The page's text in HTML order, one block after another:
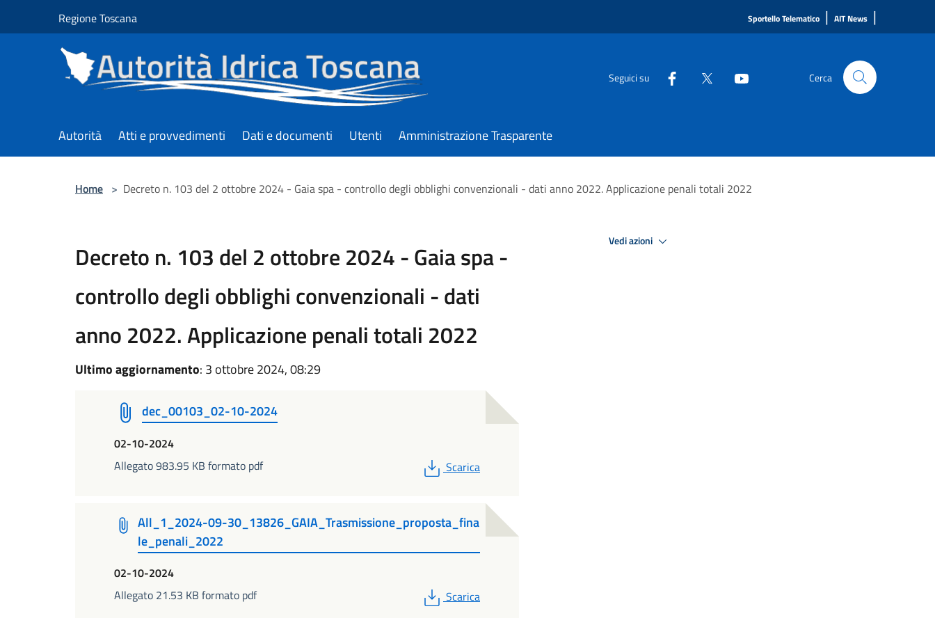
Regione Toscana Sportello Telematico | AIT News |
Seguici su Cerca
Autorità Atti e provvedimenti Dati e documenti Utenti Amministrazione Trasparente
Home > Decreto n. 103 del 2 ottobre 2024 - Gaia spa - controllo degli obblighi convenzionali - dati anno 2022. Applicazione penali totali 2022
Decreto n. 103 del 2 ottobre 2024 - Gaia spa -
controllo degli obblighi convenzionali - dati
anno 2022. Applicazione penali totali 2022
Ultimo aggiornamento: 3 ottobre 2024, 08:29
dec_00103_02-10-2024
02-10-2024
Allegato 983.95 KB formato pdf
PDF
Scarica
All_1_2024-09-30_13826_GAIA_Trasmissione_proposta_fina
le_penali_2022
02-10-2024
Allegato 21.53 KB formato pdf
PDF
Scarica
Vedi azioni